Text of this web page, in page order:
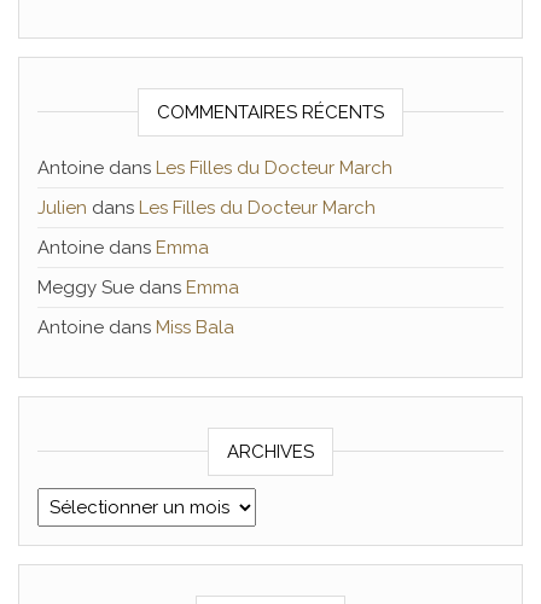
COMMENTAIRES RÉCENTS
Antoine dans Les Filles du Docteur March
Julien dans Les Filles du Docteur March
Antoine dans Emma
Meggy Sue dans Emma
Antoine dans Miss Bala
ARCHIVES
Archives